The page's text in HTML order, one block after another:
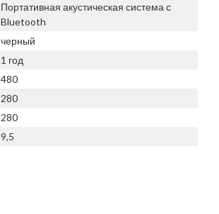
Портативная акустическая система с
Bluetooth
черный
1 год
480
280
280
9,5